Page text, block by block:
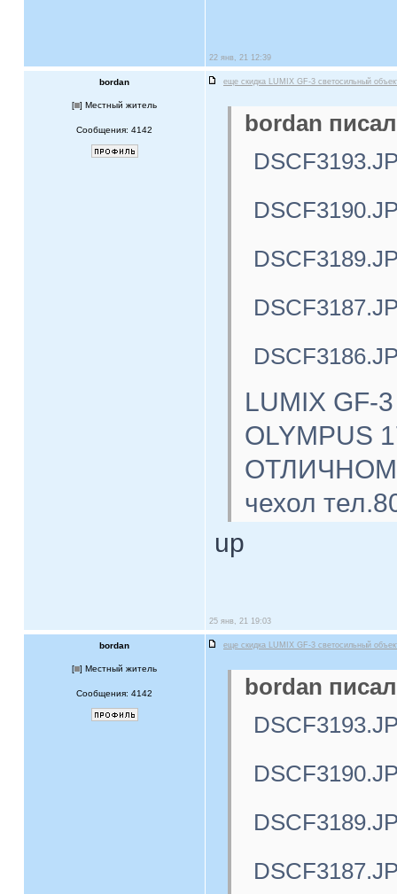
22 янв, 21 12:39
bordan еще скидка LUMIX GF-3 светосильный
[ ] Местный житель
Сообщения: 4142
bordan
LUMIX GF-
OLYMPUS
ОТЛИЧНОМ
чехол
up
25 янв, 21 19:03
bordan еще скидка LUMIX GF-3 светосильный
[ ] Местный житель
Сообщения: 4142
bordan